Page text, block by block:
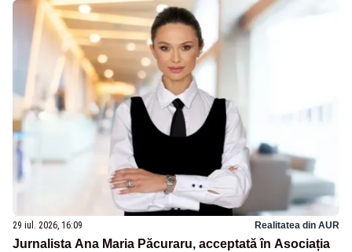
29 iul. 2026, 16:09 Realitatea din AUR
Jurnalista Ana Maria Păcuraru, acceptată în Asociația